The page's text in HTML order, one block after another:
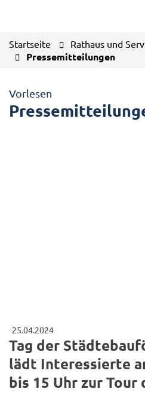
Startseite Rathaus und
Pressemitteilungen
Vorlesen
25.04.2024
Tag der
lädt Interessierte
bis 15 Uhr zur Tour